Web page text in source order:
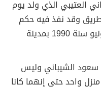
العتيبي الذي ولد يوم
قاطع طريق وقد نفذ فيه حكم
الإعدام بقطع رأسه وصلبه يوم 8 يونيو سنة 1990 بمدينة
الشيباني وليس
واحد حتى إنهما كانا